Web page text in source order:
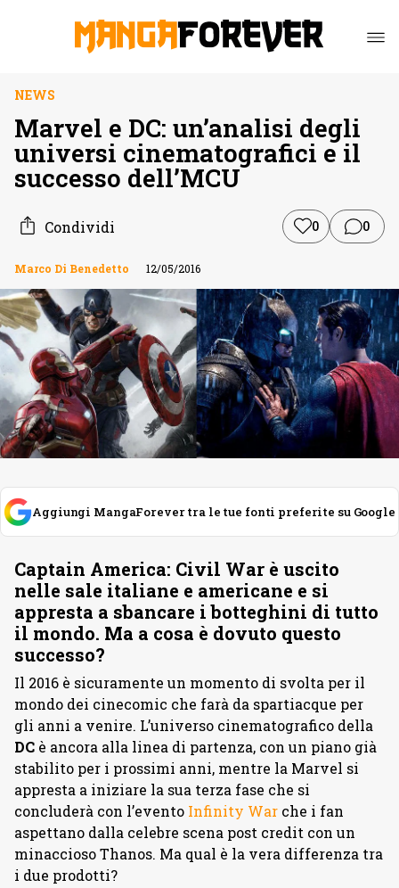
NEWS
Marvel e DC: un’analisi degli
universi cinematografici e il
successo dell’MCU
Condividi 0 0
Marco Di Benedetto 12/05/2016
Aggiungi MangaForever tra le tue fonti preferite su Google
Captain America: Civil War è uscito
nelle sale italiane e americane e si
appresta a sbancare i botteghini di tutto
il mondo. Ma a cosa è dovuto questo
successo?
Il 2016 è sicuramente un momento di svolta per il
mondo dei cinecomic che farà da spartiacque per
gli anni a venire. L’universo cinematografico della
DC è ancora alla linea di partenza, con un piano già
stabilito per i prossimi anni, mentre la Marvel si
appresta a iniziare la sua terza fase che si
concluderà con l’evento Infinity War che i fan
aspettano dalla celebre scena post credit con un
minaccioso Thanos. Ma qual è la vera differenza tra
i due prodotti?